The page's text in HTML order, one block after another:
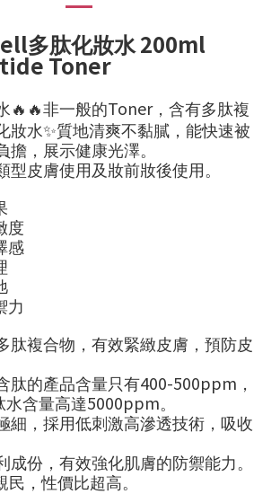
多肽化妝水200ml
Toner
🔥🔥非一般的Toner，含有多肽複
妝水✨質地清爽不黏膩，能快速被
擔，展示健康光澤。
型皮膚使用及妝前妝後使用。
度
感
力
肽複合物，有效緊緻皮膚，預防皮
肽的產品含量只有400-500ppm ，
水含量高達5000ppm。
細，採用低刺激高滲透技術，吸收
成份，有效強化肌膚的防禦能力。
民，性價比超高。